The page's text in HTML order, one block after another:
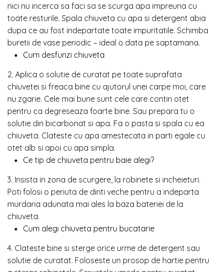
nici nu incerca sa faci sa se scurga apa impreuna cu
toate resturile. Spala chiuveta cu apa si detergent abia
dupa ce au fost indepartate toate impuritatile. Schimba
buretii de vase periodic – ideal o data pe saptamana.
Cum desfunzi chiuveta
2. Aplica o solutie de curatat pe toate suprafata
chiuvetei si freaca bine cu ajutorul unei carpe moi, care
nu zgarie. Cele mai bune sunt cele care contin otet
pentru ca degreseaza foarte bine. Sau prepara tu o
solutie din bicarbonat si apa. Fa o pasta si spala cu ea
chiuveta. Clateste cu apa amestecata in parti egale cu
otet alb si apoi cu apa simpla.
Ce tip de chiuveta pentru baie alegi?
3. Insista in zona de scurgere, la robinete si incheieturi.
Poti folosi o periuta de dinti veche pentru a indeparta
murdaria adunata mai ales la baza bateriei de la
chiuveta.
Cum alegi chiuveta pentru bucatarie
4. Clateste bine si sterge orice urme de detergent sau
solutie de curatat. Foloseste un prosop de hartie pentru